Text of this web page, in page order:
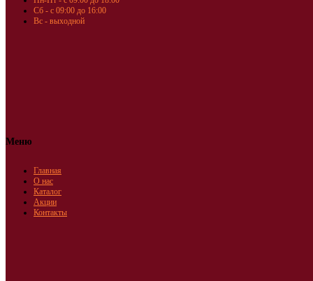
Сб - с 09:00 до 16:00
Вс - выходной
Меню
Главная
О нас
Каталог
Акции
Контакты